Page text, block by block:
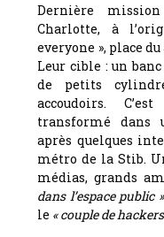
Dernière
Charlotte, à
everyone », place
Leur cible : un
de petits
accoudoirs.
transformé dans
après quelques
métro de la Stib.
médias, grands
dans l’espace public »
le « couple de